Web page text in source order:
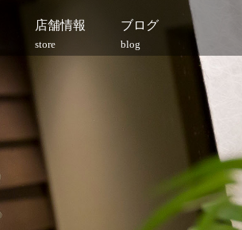
店舗情報
store
ブログ
blog